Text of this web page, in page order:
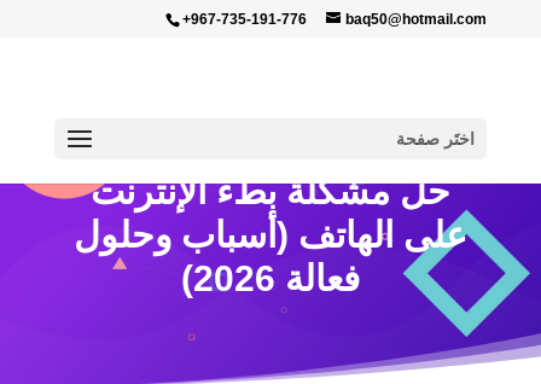
+967-735-191-776 baq50@hotmail.com
اختَر صفحة
حل مشكلة بطء الإنترنت
على الهاتف (أسباب وحلول
فعالة 2026)